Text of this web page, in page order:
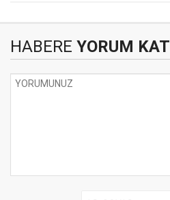
HABERE YORUM KAT